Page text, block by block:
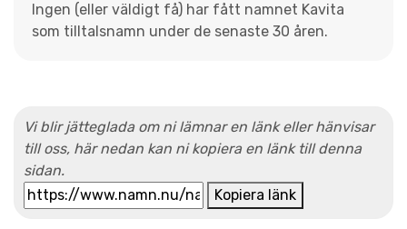
Ingen (eller väldigt få) har fått namnet Kavita
som tilltalsnamn under de senaste 30 åren.
Vi blir jätteglada om ni lämnar en länk eller hänvisar
till oss, här nedan kan ni kopiera en länk till denna
sidan.
Kopiera länk